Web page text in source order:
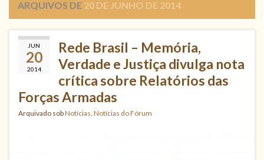
ARQUIVOS DE 20 DE JUNHO DE 2014
JUN
20
2014
Rede Brasil – Memória,
Verdade e Justiça divulga nota
crítica sobre Relatórios das
Forças Armadas
Arquivado sobNotícias Notícias do Fórum